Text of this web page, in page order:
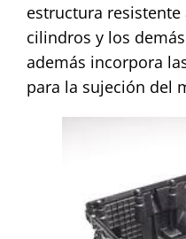
estructura
cilindros y los
además incorpora
para la sujeción del